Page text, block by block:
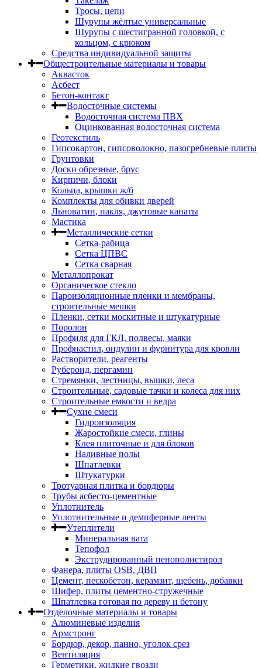
Тросы, цепи
Шурупы жёлтые универсальные
Шурупы с шестигранной головкой, с
кольцом, с крюком
Средства индивидуальной защиты
Общестроительные материалы и товары
Аквасток
Асбест
Бетон-контакт
Водосточные системы
Водосточная система ПВХ
Оцинкованная водосточная система
Геотекстиль
Гипсокартон, гипсоволокно, пазогребневые плиты
Грунтовки
Доски обрезные, брус
Кирпичи, блоки
Кольца, крышки ж/б
Комплекты для обивки дверей
Льноватин, пакля, джутовые канаты
Мастика
Металлические сетки
Сетка-рабица
Сетка ЦПВС
Сетка сварная
Металлопрокат
Органическое стекло
Пароизоляционные пленки и мембраны,
строительные мешки
Пленки, сетки москитные и штукатурные
Поролон
Профиля для ГКЛ, подвесы, маяки
Профнастил, ондулин и фурнитура для кровли
Растворители, реагенты
Рубероид, пергамин
Стремянки, лестницы, вышки, леса
Строительные, садовые тачки и колеса для них
Строительные емкости и ведра
Сухие смеси
Гидроизоляция
Жаростойкие смеси, глины
Клея плиточные и для блоков
Наливные полы
Шпатлевки
Штукатурки
Тротуарная плитка и бордюры
Трубы асбесто-цементные
Уплотнитель
Уплотнительные и демпферные ленты
Утеплители
Минеральная вата
Тепофол
Экструдированный пенополистирол
Фанера, плиты OSB, ДВП
Цемент, пескобетон, керамзит, щебень, добавки
Шифер, плиты цементно-стружечные
Шпатлевка готовая по дереву и бетону
Отделочные материалы и товары
Алюминевые изделия
Армстронг
Бордюр, декор, панно, уголок срез
Вентиляция
Герметики, жидкие гвозди